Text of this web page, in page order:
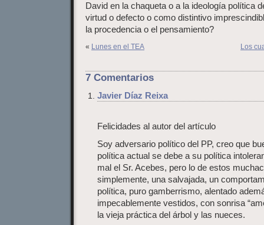
David en la chaqueta o a la ideología política
virtud o defecto o como distintivo
la procedencia o el pensamiento?
« Lunes en el TEA Los
7 Comentarios
Javier Díaz Reixa
Felicidades al autor del artículo
Soy adversario político del PP, creo que
política actual se debe a su política
mal el Sr. Acebes, pero lo de estos
simplemente, una salvajada, un
política, puro gamberrismo, alentado
impecablemente vestidos, con sonrisa
la vieja práctica del árbol y las nueces.